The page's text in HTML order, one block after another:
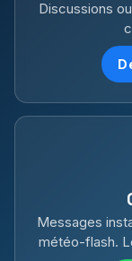
Discussions
Messages
météo-flash.